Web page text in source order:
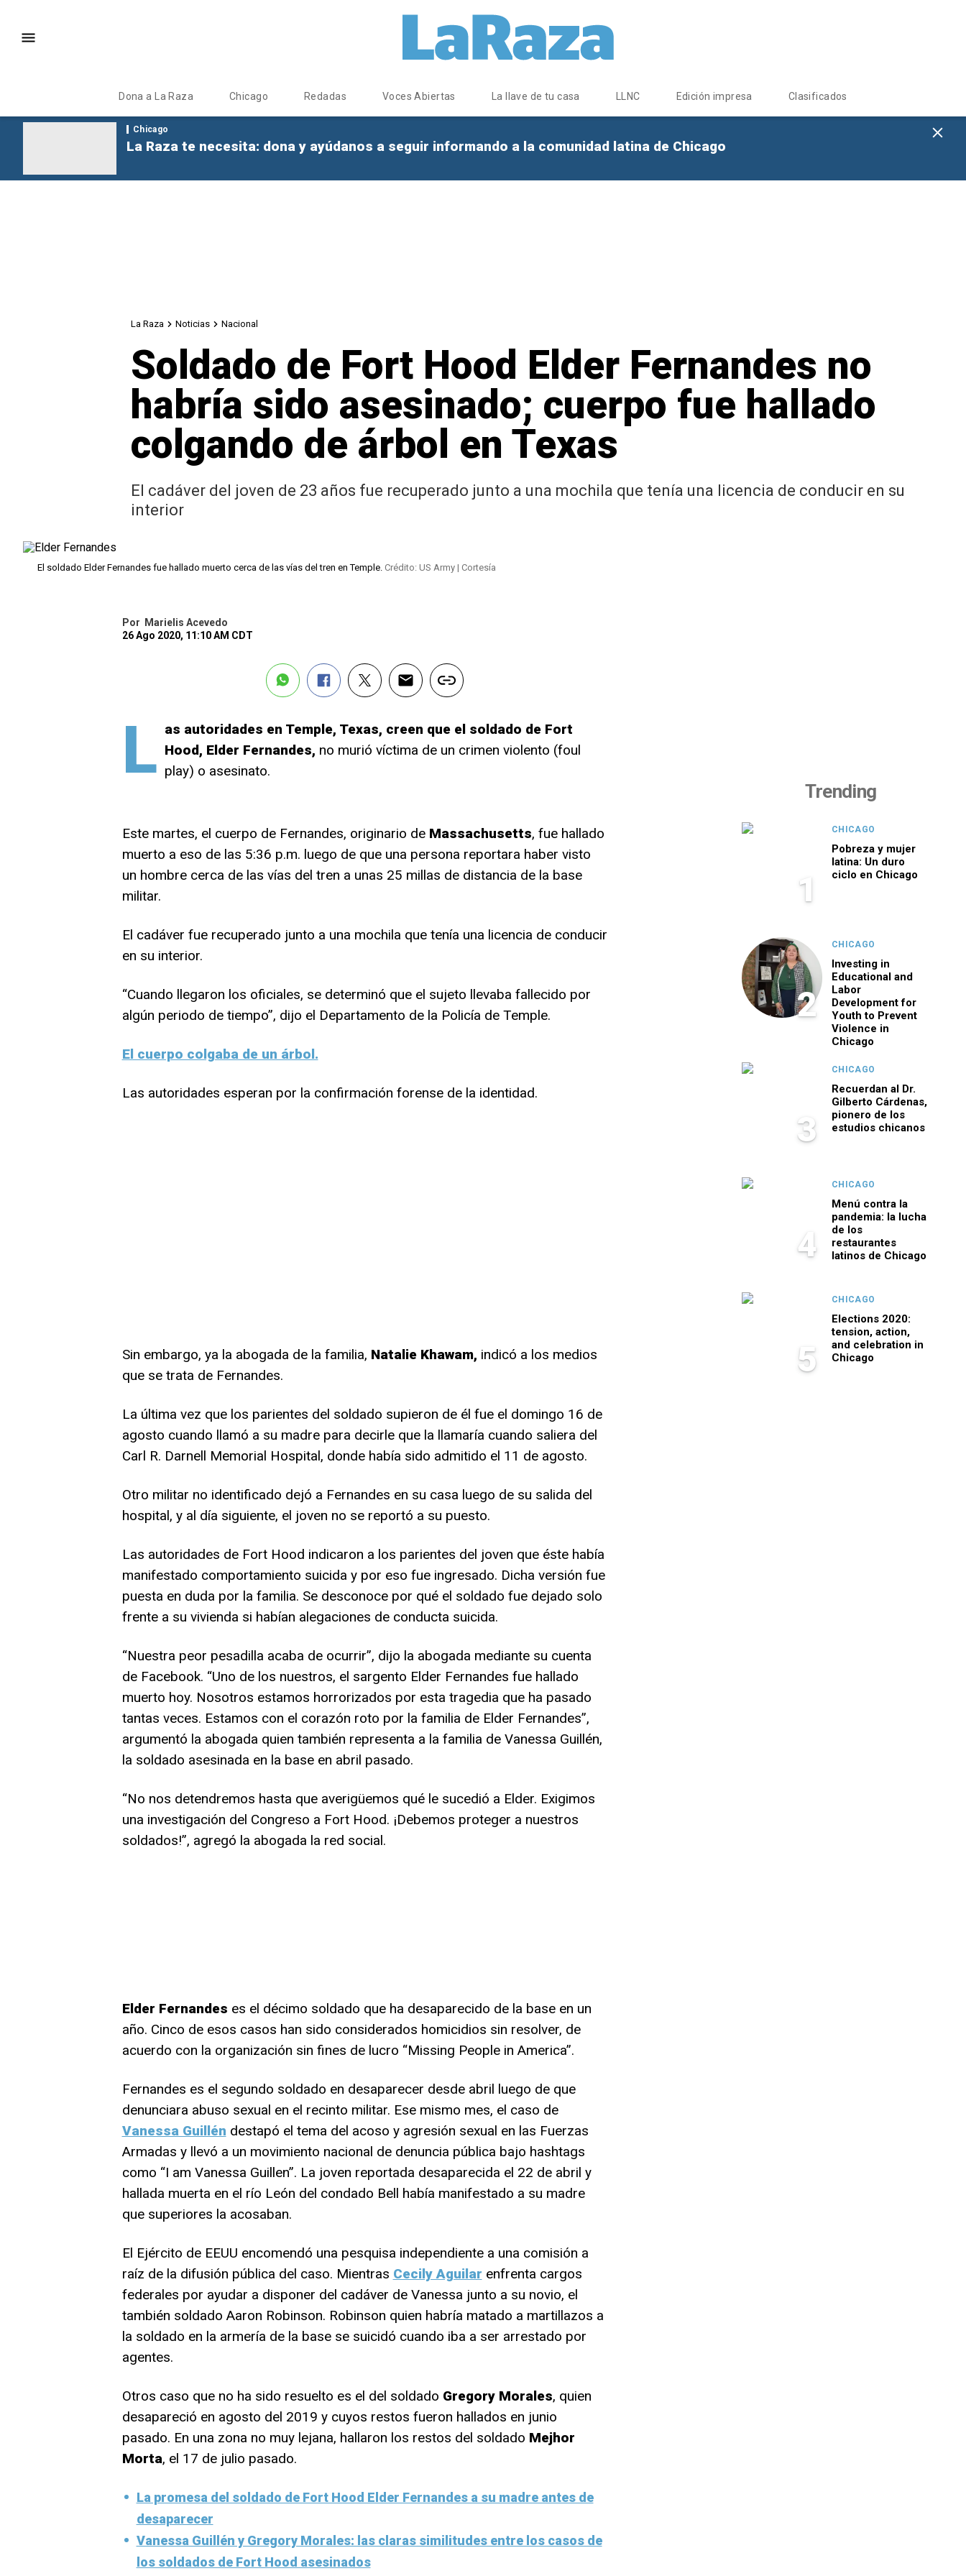
Dona a La Raza Chicago Redadas Voces Abiertas La llave de tu casa LLNC Edición impresa Clasificados
Chicago
La Raza te necesita: dona y ayúdanos a seguir informando a la comunidad latina de Chicago
La Raza Noticias Nacional
Soldado de Fort Hood Elder Fernandes no
habría sido asesinado; cuerpo fue hallado
colgando de árbol en Texas
El cadáver del joven de 23 años fue recuperado junto a una mochila que tenía una licencia de conducir en su
interior
El soldado Elder Fernandes fue hallado muerto cerca de las vías del tren en Temple. Crédito: US Army | Cortesía
Por
Marielis Acevedo
26 Ago 2020, 11:10 AM CDT
L as autoridades en Temple, Texas, creen que el soldado de Fort
Hood, Elder Fernandes, no murió víctima de un crimen violento (foul
play) o asesinato.
Este martes, el cuerpo de Fernandes, originario deMassachusetts, fue hallado
muerto a eso de las 5:36 p.m. luego de que una persona reportara haber visto
un hombre cerca de las vías del tren a unas 25 millas de distancia de la base
militar.
El cadáver fue recuperado junto a una mochila que tenía una licencia de conducir
en su interior.
“Cuando llegaron los oficiales, se determinó que el sujeto llevaba fallecido por
algún periodo de tiempo”, dijo el Departamento de la Policía de Temple.
El cuerpo colgaba de un árbol.
Las autoridades esperan por la confirmación forense de la identidad.
Sin embargo, ya la abogada de la familia, Natalie Khawam, indicó a los medios
que se trata de Fernandes.
La última vez que los parientes del soldado supieron de él fue el domingo 16 de
agosto cuando llamó a su madre para decirle que la llamaría cuando saliera del
Carl R. Darnell Memorial Hospital, donde había sido admitido el 11 de agosto.
Otro militar no identificado dejó a Fernandes en su casa luego de su salida del
hospital, y al día siguiente, el joven no se reportó a su puesto.
Las autoridades de Fort Hood indicaron a los parientes del joven que éste había
manifestado comportamiento suicida y por eso fue ingresado. Dicha versión fue
puesta en duda por la familia. Se desconoce por qué el soldado fue dejado solo
frente a su vivienda si habían alegaciones de conducta suicida.
“Nuestra peor pesadilla acaba de ocurrir”, dijo la abogada mediante su cuenta
de Facebook. “Uno de los nuestros, el sargento Elder Fernandes fue hallado
muerto hoy. Nosotros estamos horrorizados por esta tragedia que ha pasado
tantas veces. Estamos con el corazón roto por la familia de Elder Fernandes”,
argumentó la abogada quien también representa a la familia de Vanessa Guillén,
la soldado asesinada en la base en abril pasado.
“No nos detendremos hasta que averigüemos qué le sucedió a Elder. Exigimos
una investigación del Congreso a Fort Hood. ¡Debemos proteger a nuestros
soldados!”, agregó la abogada la red social.
Elder Fernandes es el décimo soldado que ha desaparecido de la base en un
año. Cinco de esos casos han sido considerados homicidios sin resolver, de
acuerdo con la organización sin fines de lucro “Missing People in America”.
Fernandes es el segundo soldado en desaparecer desde abril luego de que
denunciara abuso sexual en el recinto militar. Ese mismo mes, el caso de
Vanessa Guillén destapó el tema del acoso y agresión sexual en las Fuerzas
Armadas y llevó a un movimiento nacional de denuncia pública bajo hashtags
como “I am Vanessa Guillen”. La joven reportada desaparecida el 22 de abril y
hallada muerta en el río León del condado Bell había manifestado a su madre
que superiores la acosaban.
El Ejército de EEUU encomendó una pesquisa independiente a una comisión a
raíz de la difusión pública del caso. Mientras Cecily Aguilar enfrenta cargos
federales por ayudar a disponer del cadáver de Vanessa junto a su novio, el
también soldado Aaron Robinson. Robinson quien habría matado a martillazos a
la soldado en la armería de la base se suicidó cuando iba a ser arrestado por
agentes.
Otros caso que no ha sido resuelto es el del soldado Gregory Morales, quien
desapareció en agosto del 2019 y cuyos restos fueron hallados en junio
pasado. En una zona no muy lejana, hallaron los restos del soldado Mejhor
Morta, el 17 de julio pasado.
La promesa del soldado de Fort Hood Elder Fernandes a su madre antes de
desaparecer
Vanessa Guillén y Gregory Morales: las claras similitudes entre los casos de
los soldados de Fort Hood asesinados
Trending
1
CHICAGO
Pobreza y mujer
latina: Un duro
ciclo en Chicago
2
CHICAGO
Investing in
Educational and
Labor
Development for
Youth to Prevent
Violence in
Chicago
3
CHICAGO
Recuerdan al Dr.
Gilberto Cárdenas,
pionero de los
estudios chicanos
4
CHICAGO
Menú contra la
pandemia: la lucha
de los
restaurantes
latinos de Chicago
5
CHICAGO
Elections 2020:
tension, action,
and celebration in
Chicago